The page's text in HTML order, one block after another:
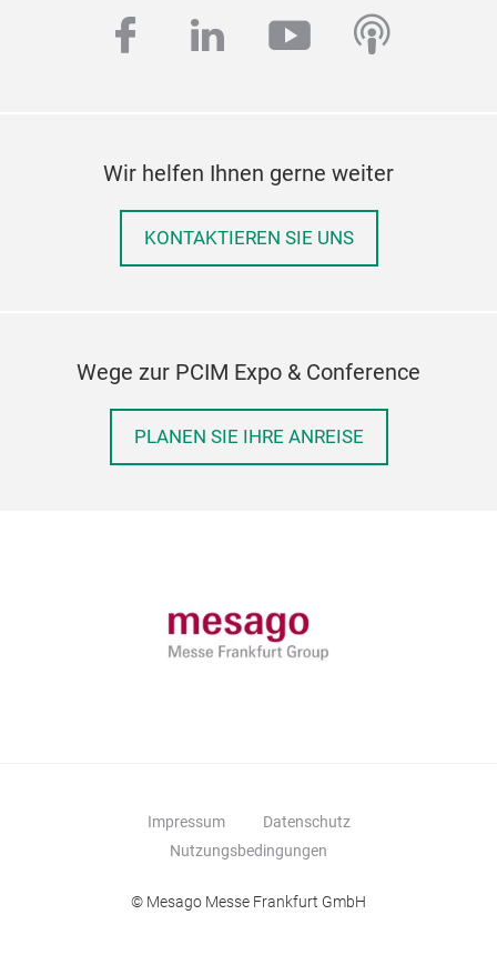
facebook
linkedinyoutube
Wir helfen Ihnen gerne weiter
KONTAKTIEREN SIE UNS
Wege zur PCIM Expo & Conference
PLANEN SIE IHRE ANREISE
Impressum
Datenschutz
Nutzungsbedingungen
© Mesago Messe Frankfurt GmbH